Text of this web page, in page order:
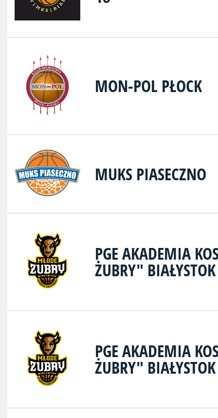
MON-POL PŁOCK
MUKS PIASECZNO
PGE AKADEMIA
ŻUBRY" BIAŁYSTOK
PGE AKADEMIA
ŻUBRY"